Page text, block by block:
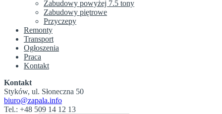
Zabudowy powyżej 7.5 tony
Zabudowy piętrowe
Przyczepy
Remonty
Transport
Ogłoszenia
Praca
Kontakt
Kontakt
Styków, ul. Słoneczna 50
biuro@zapala.info
Tel.: +48 509 14 12 13